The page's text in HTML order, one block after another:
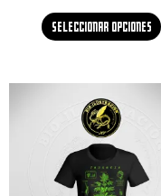
Seleccionar opciones